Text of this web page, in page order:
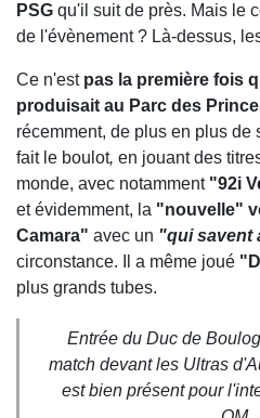
PSG qu'il suit de près. Mais le
de l'évènement ? Là-dessus,
Ce n'est pas la première fois
produisait au Parc des
récemment, de plus en plus de
fait le boulot, en jouant des
monde, avec notamment "92i
et évidemment, la "nouvelle"
Camara" avec un "qui savent
circonstance. Il a même joué
plus grands tubes.
Entrée du Duc de
match devant les Ultras
est bien présent pour